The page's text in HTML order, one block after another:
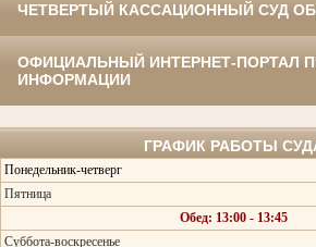
ЧЕТВЕРТЫЙ КАССАЦИОННЫЙ СУД
ОФИЦИАЛЬНЫЙ ИНТЕРНЕТ-ПОРТАЛ
ИНФОРМАЦИИ
ГРАФИК РАБОТЫ
Понедельник-четверг
Пятница
Обед: 13:00 - 13:45
Суббота-воскресенье